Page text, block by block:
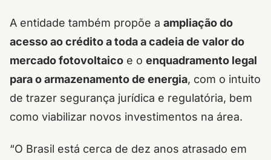
A entidade também propõe a ampliação do
acesso ao crédito a toda a cadeia de valor do
mercado fotovoltaico e o enquadramento legal
para o armazenamento de energia, com o intuito
de trazer segurança jurídica e regulatória, bem
como viabilizar novos investimentos na área.
“O Brasil está cerca de dez anos atrasado em